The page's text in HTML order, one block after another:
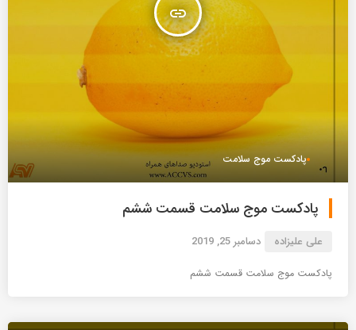
insert_link
پادکست موج سلامت
پادکست موج سلامت قسمت ششم
علی علیزاده دسامبر 25, 2019
پادکست موج سلامت قسمت ششم